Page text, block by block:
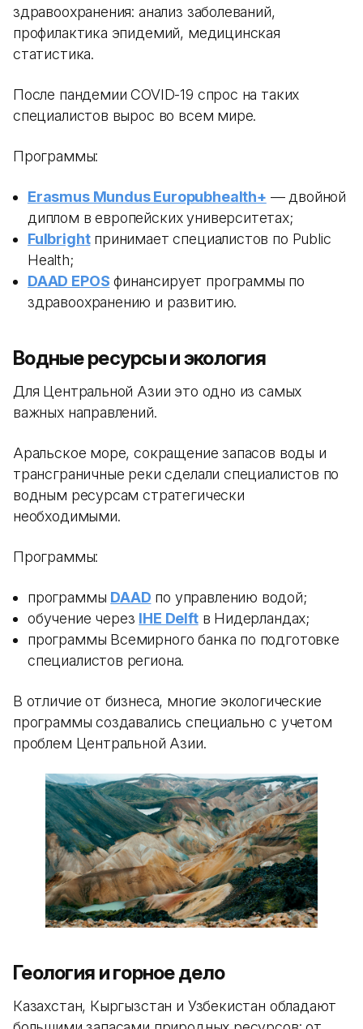
здравоохранения: анализ заболеваний,
профилактика эпидемий, медицинская
статистика.
После пандемии COVID-19 спрос на таких
специалистов вырос во всем мире.
Программы:
Erasmus Mundus Europubhealth+ — двойной
диплом в европейских университетах;
Fulbrightпринимает специалистов по Public
Health;
DAAD EPOS финансирует программы по
здравоохранению и развитию.
Водные ресурсы и экология
Для Центральной Азии это одно из самых
важных направлений.
Аральское море, сокращение запасов воды и
трансграничные реки сделали специалистов по
водным ресурсам стратегически
необходимыми.
Программы:
программы DAAD по управлению водой;
обучение через IHE Delftв Нидерландах;
программы Всемирного банка по подготовке
специалистов региона.
В отличие от бизнеса, многие экологические
программы создавались специально с учетом
проблем Центральной Азии.
Геология и горное дело
Казахстан, Кыргызстан и Узбекистан обладают